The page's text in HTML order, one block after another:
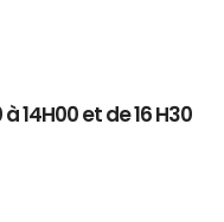
à 14H00 et de 16 H30